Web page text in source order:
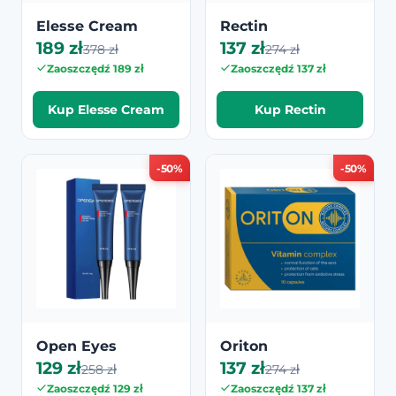
Elesse Cream
189 zł378 zł
Zaoszczędź 189 zł
Kup Elesse Cream
Rectin
137 zł274 zł
Zaoszczędź 137 zł
Kup Rectin
-50%
Open Eyes
129 zł258 zł
Zaoszczędź 129 zł
-50%
Oriton
137 zł274 zł
Zaoszczędź 137 zł